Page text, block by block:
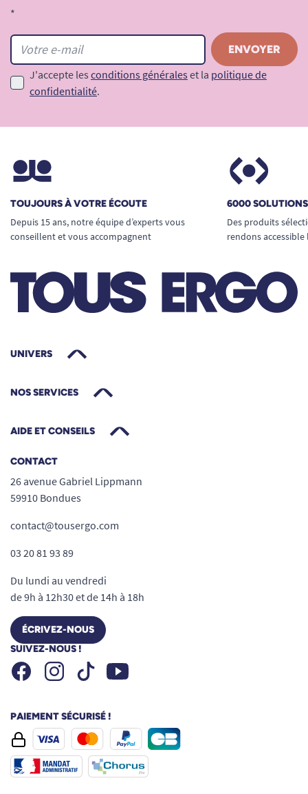
*
J'accepte les conditions générales et la politique de
confidentialité.
TOUJOURS À VOTRE ÉCOUTE
Depuis 15 ans, notre équipe d’experts vous
conseillent et vous accompagnent
6000
Des produits
rendons
UNIVERS
NOS SERVICES
AIDE ET CONSEILS
CONTACT
26 avenue Gabriel Lippmann
59910 Bondues
contact@tousergo.com
03 20 81 93 89
Du lundi au vendredi
de 9h à 12h30 et de 14h à 18h
ÉCRIVEZ-NOUS
SUIVEZ-NOUS !
FacebookInstagramTiktok Youtube
PAIEMENT SÉCURISÉ !